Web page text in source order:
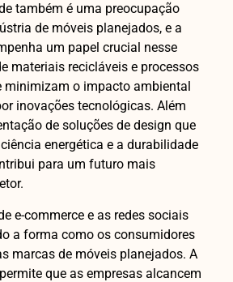
também é uma preocupação
de móveis planejados, e a
um papel crucial nesse
materiais recicláveis e processos
minimizam o impacto ambiental
inovações tecnológicas. Além
de soluções de design que
energética e a durabilidade
para um futuro mais
e-commerce e as redes sociais
a forma como os consumidores
marcas de móveis planejados. A
que as empresas alcancem